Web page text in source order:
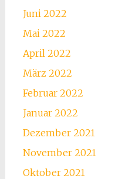
Juni 2022
Mai 2022
April 2022
März 2022
Februar 2022
Januar 2022
Dezember 2021
November 2021
Oktober 2021